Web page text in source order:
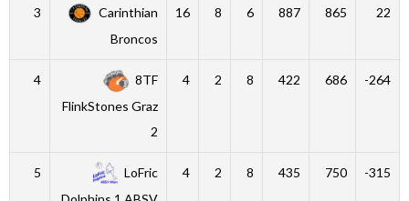
3
Carinthian
Broncos
16 8 6 887 865 22
4
8TF
FlinkStones Graz
2
4 2 8 422 686 -264
5
LoFric
4 2 8 435 750 -315